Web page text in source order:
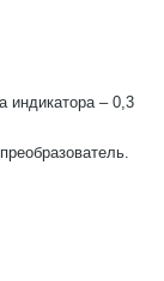
индикатора – 0,3